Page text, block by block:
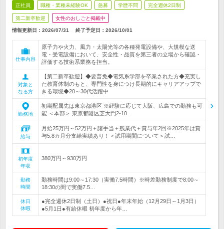
正社員 職種・業種未経験OK 急募 学歴不問 完全週休2日制
第二新卒歓迎 女性のおしごと掲載中
情報更新日：2026/07/31 終了予定日： 2026/10/01
仕事内容
原子力や火力、風力・太陽光等の各種発電設備や、大規模な送
電・受電設備において、安全性・品質を第三者の立場から確認・
評価する技術系業務を担当。
対象と
なる方
【第二新卒歓迎】◆要普免◆電気系学部を卒業された方◆充実し
た教育体制のもと、専門性を身につけ長期的にキャリアアップで
きる環境◆20～30代活躍中
勤務地
初期配属先は東京都港区 ※経験に応じて大阪、広島での勤務も可
能 ＜本部＞ 東京都港区芝大門2-10…
給与
月給25万円～52万円＋諸手当＋残業代＋賞与年2回※2025年は賞
与5.8カ月分支給実績あり！＜試用期間について＞試…
初年度
年収
380万円～930万円
勤務
時間
勤務時間は9:00～17:30（実働7.5時間）※時差勤務制度で8:00～
18:30の間で実働7.5…
休日
休暇
●完全週休2日制（土日）●祝日●年末年始（12月29日～1月3日）
●5月1日●有給休暇 初年度から年…